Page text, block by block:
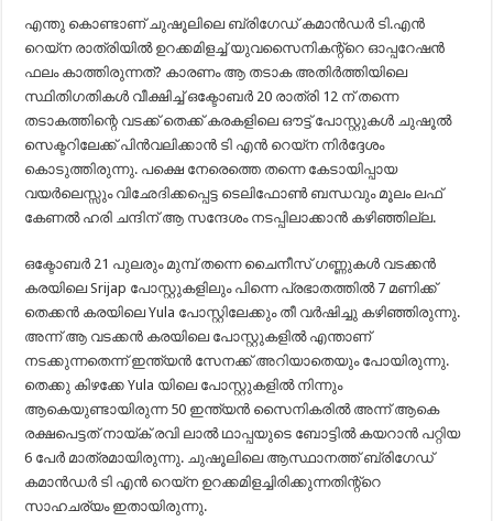
എന്തു കൊണ്ടാണ് ചുഷൂലിലെ ബ്രിഗേഡ് കമാൻഡർ ടി.എൻ
റെയ്ന രാത്രിയിൽ ഉറക്കമിളച്ച് യുവസൈനികന്റ്റെ ഓപ്പറേഷൻ
ഫലം കാത്തിരുന്നത്? കാരണം ആ തടാക അതിർത്തിയിലെ
സ്ഥിതിഗതികൾ വീക്ഷിച്ച് ഒക്ടോബർ 20 രാത്രി 12 ന് തന്നെ
തടാകത്തിന്റെ വടക്ക് തെക്ക് കരകളിലെ ഔട്ട് പോസ്റ്റുകൾ ചുഷൂൽ
സെക്ടറിലേക്ക് പിൻവലിക്കാൻ ടി എൻ റെയ്ന നിർദ്ദേശം
കൊടുത്തിരുന്നു. പക്ഷെ നേരെത്തെ തന്നെ കേടായിപ്പായ
വയർലെസ്സും വിഛേദിക്കപ്പെട്ട ടെലിഫോൺ ബന്ധവും മൂലം ലഫ്
കേണൽ ഹരി ചന്ദിന് ആ സന്ദേശം നടപ്പിലാക്കാൻ കഴിഞ്ഞില്ല.
ഒക്ടോബർ 21 പുലരും മുമ്പ് തന്നെ ചൈനീസ് ഗണ്ണുകൾ വടക്കൻ
കരയിലെ Srijap പോസ്റ്റുകളിലും പിന്നെ പ്രഭാതത്തിൽ 7 മണിക്ക്
തെക്കൻ കരയിലെ Yula പോസ്റ്റിലേക്കും തീ വർഷിച്ചു കഴിഞ്ഞിരുന്നു.
അന്ന് ആ വടക്കൻ കരയിലെ പോസ്റ്റുകളിൽ എന്താണ്
നടക്കുന്നതെന്ന് ഇന്ത്യൻ സേനക്ക് അറിയാതെയും പോയിരുന്നു.
തെക്കു കിഴക്കേ Yula യിലെ പോസ്റ്റുകളിൽ നിന്നും
ആകെയുണ്ടായിരുന്ന 50 ഇന്ത്യൻ സൈനികരിൽ അന്ന് ആകെ
രക്ഷപെട്ടത് നായ്ക് രവി ലാൽ ഥാപ്പയുടെ ബോട്ടിൽ കയറാൻ പറ്റിയ
6 പേർ മാത്രമായിരുന്നു. ചുഷൂലിലെ ആസ്ഥാനത്ത് ബ്രിഗേഡ്
കമാൻഡർ ടി എൻ റെയ്ന ഉറക്കമിളച്ചിരിക്കുന്നതിന്റ്റെ
സാഹചര്യം ഇതായിരുന്നു.